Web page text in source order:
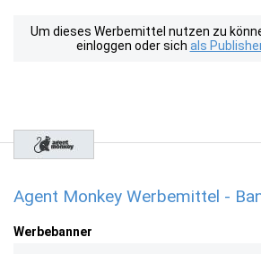
Um dieses Werbemittel nutzen zu
einloggen oder sich als
Agent Monkey Werbemittel -
Werbebanner